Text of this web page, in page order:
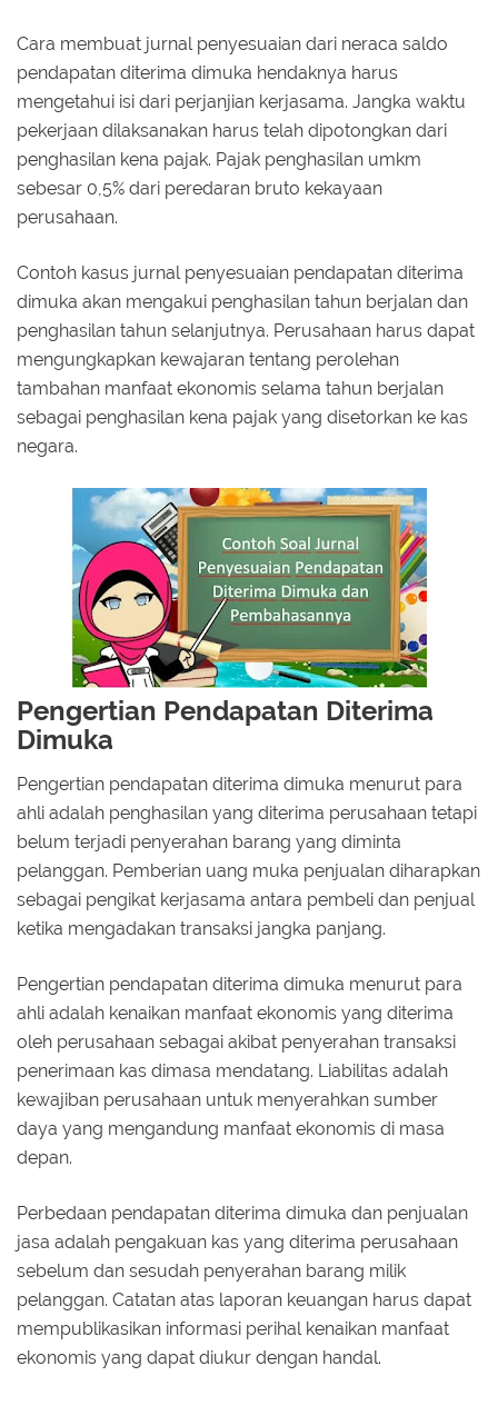
Cara membuat jurnal penyesuaian dari neraca saldo
pendapatan diterima dimuka hendaknya harus
mengetahui isi dari perjanjian kerjasama. Jangka waktu
pekerjaan dilaksanakan harus telah dipotongkan dari
penghasilan kena pajak. Pajak penghasilan umkm
sebesar 0,5% dari peredaran bruto kekayaan
perusahaan.
Contoh kasus jurnal penyesuaian pendapatan diterima
dimuka akan mengakui penghasilan tahun berjalan dan
penghasilan tahun selanjutnya. Perusahaan harus dapat
mengungkapkan kewajaran tentang perolehan
tambahan manfaat ekonomis selama tahun berjalan
sebagai penghasilan kena pajak yang disetorkan ke kas
negara.
Pengertian Pendapatan Diterima
Dimuka
Pengertian pendapatan diterima dimuka menurut para
ahli adalah penghasilan yang diterima perusahaan tetapi
belum terjadi penyerahan barang yang diminta
pelanggan. Pemberian uang muka penjualan diharapkan
sebagai pengikat kerjasama antara pembeli dan penjual
ketika mengadakan transaksi jangka panjang.
Pengertian pendapatan diterima dimuka menurut para
ahli adalah kenaikan manfaat ekonomis yang diterima
oleh perusahaan sebagai akibat penyerahan transaksi
penerimaan kas dimasa mendatang. Liabilitas adalah
kewajiban perusahaan untuk menyerahkan sumber
daya yang mengandung manfaat ekonomis di masa
depan.
Perbedaan pendapatan diterima dimuka dan penjualan
jasa adalah pengakuan kas yang diterima perusahaan
sebelum dan sesudah penyerahan barang milik
pelanggan. Catatan atas laporan keuangan harus dapat
mempublikasikan informasi perihal kenaikan manfaat
ekonomis yang dapat diukur dengan handal.